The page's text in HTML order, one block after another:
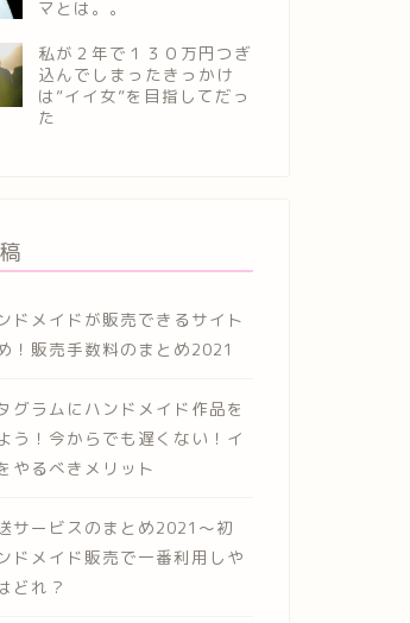
マとは。。
私が２年で１３０万円つぎ
込んでしまったきっかけ
は”イイ女”を目指してだっ
た
ドメイドが販売できるサイト
！販売手数料のまとめ2021
グラムにハンドメイド作品を
う！今からでも遅くない！イ
やるべきメリット
サービスのまとめ2021～初
ドメイド販売で一番利用しや
どれ？